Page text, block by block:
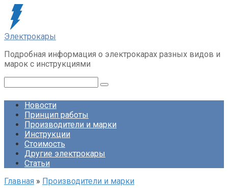
Перейти
контенту
Электрокары
Подробная информация о электрокарах разных видов и
марок с инструкциями
Новости
Принцип работы
Производители и марки
Инструкции
Стоимость
Другие электрокары
Статьи
Главная » Производители и марки